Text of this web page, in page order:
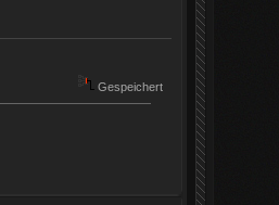
Gespeichert